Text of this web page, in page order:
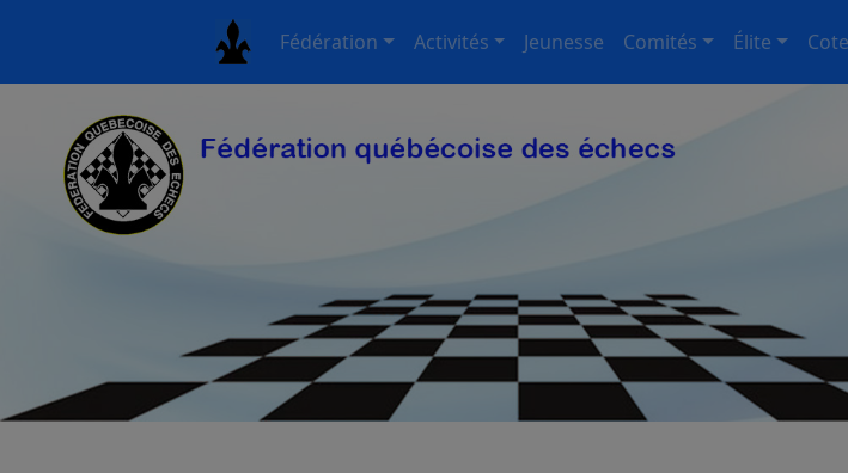
Fédération Activités Jeunesse Comités Élite Cote